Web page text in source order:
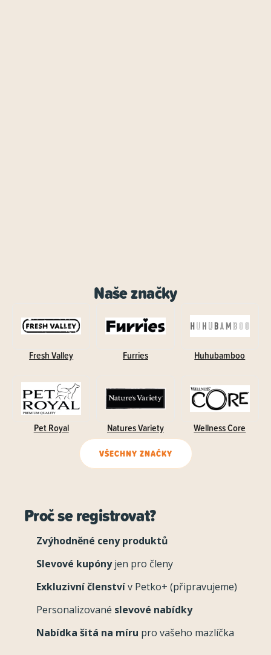
Naše značky
Fresh Valley Furries Huhubamboo
Pet Royal Natures Variety Wellness Core
VŠECHNY ZNAČKY
Proč se registrovat?
Zvýhodněné ceny produktů
Slevové kupónyjen pro členy
Exkluzivní členstvív Petko+ (připravujeme)
Personalizované slevové nabídky
Nabídka šitá na míru pro vašeho mazlíčka